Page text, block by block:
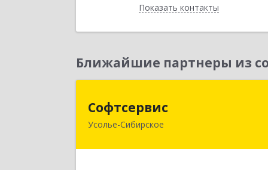
Показать контакты
Назад
Ближайшие партнеры из
Софтсервис
Усолье-Сибирское
665451, Иркутская обл, Усолье-